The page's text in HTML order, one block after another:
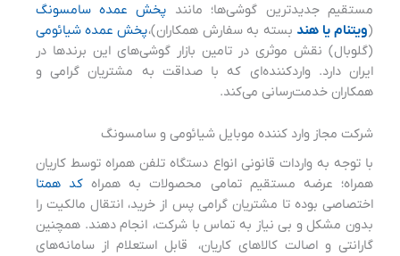
مستقیم جدیدترین گوشی‌ها؛ مانند پخش عمده سامسونگ
(ویتنام یا هند بسته به سفارش همکاران)،پخش عمده شیائومی
(گلوبال) نقش موثری در تامین بازار گوشی‌های این برندها در
ایران دارد. واردکننده‌ای که با صداقت به مشتریان گرامی و
همکاران خدمت‌رسانی می‌کند.
شرکت مجاز وارد کننده موبایل شیائومی و سامسونگ
با توجه به واردات قانونی انواع دستگاه تلفن همراه توسط کاریان
همراه؛ عرضه مستقیم تمامی محصولات به همراه کد همتا
اختصاصی بوده تا مشتریان گرامی پس از خرید، انتقال مالکیت را
بدون مشکل و بی نیاز به تماس با شرکت، انجام دهند. همچنین
گارانتی و اصالت کالاهای کاریان، قابل استعلام از سامانه‌های